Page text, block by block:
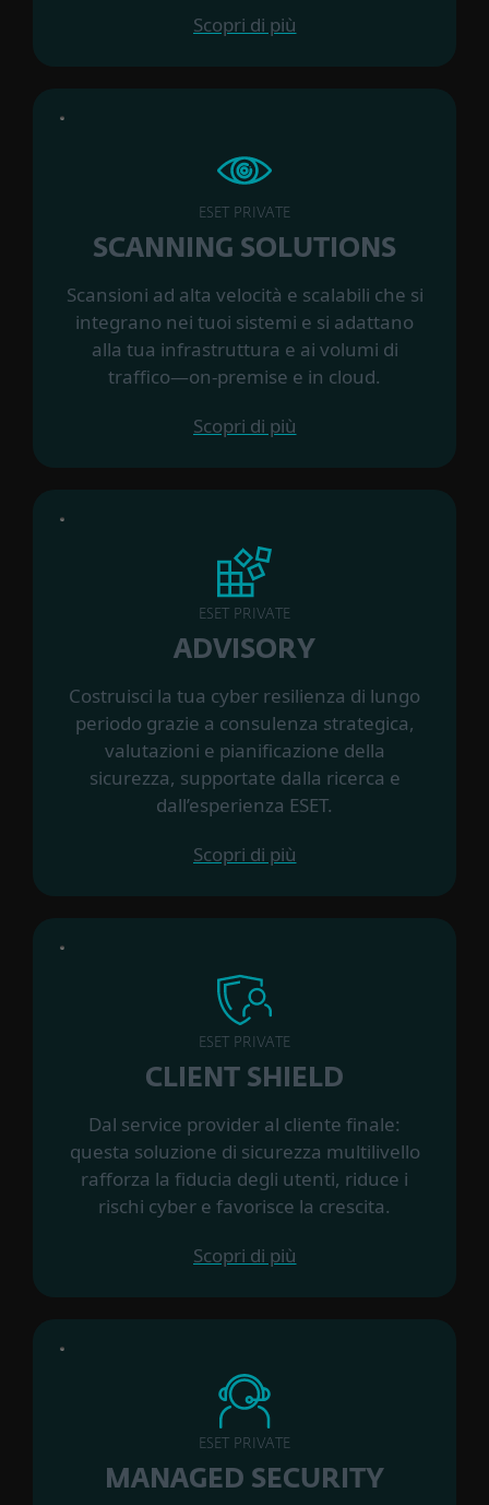
Scopri di più
ESET PRIVATE
SCANNING SOLUTIONS
Scansioni ad alta velocità e scalabili che si
integrano nei tuoi sistemi e si adattano
alla tua infrastruttura e ai volumi di
traffico—on‑premise e in cloud.
Scopri di più
ESET PRIVATE
ADVISORY
Costruisci la tua cyber resilienza di lungo
periodo grazie a consulenza strategica,
valutazioni e pianificazione della
sicurezza, supportate dalla ricerca e
dall’esperienza ESET.
Scopri di più
ESET PRIVATE
CLIENT SHIELD
Dal service provider al cliente finale:
questa soluzione di sicurezza multilivello
rafforza la fiducia degli utenti, riduce i
rischi cyber e favorisce la crescita.
Scopri di più
ESET PRIVATE
MANAGED SECURITY